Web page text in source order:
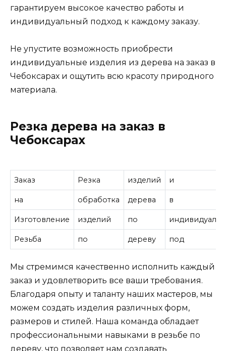
гарантируем высокое качество работы и
индивидуальный подход к каждому заказу.
Не упустите возможность приобрести
индивидуальные изделия из дерева на заказ в
Чебоксарах и ощутить всю красоту природного
материала.
Резка дерева на заказ в
Чебоксарах
Заказ Резка изделий и
на обработка дерева в
Изготовление изделий по
Резьба по дереву под
Мы стремимся качественно исполнить каждый
заказ и удовлетворить все ваши требования.
Благодаря опыту и таланту наших мастеров, мы
можем создать изделия различных форм,
размеров и стилей. Наша команда обладает
профессиональными навыками в резьбе по
дереву, что позволяет нам создавать